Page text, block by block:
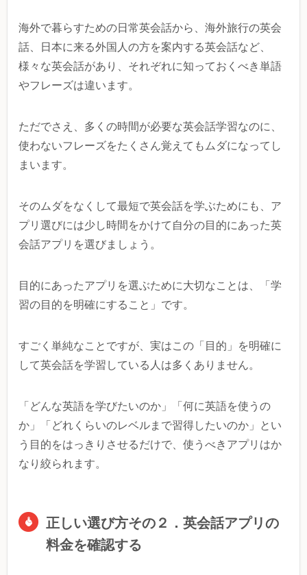
海外で暮らすための日常英会話から、海外旅行の英会
話、日本に来る外国人の方を案内する英会話など、
様々な英会話があり、それぞれに知っておくべき単語
やフレーズは違います。
ただでさえ、多くの時間が必要な英会話学習なのに、
使わないフレーズをたくさん覚えてもムダになってし
まいます。
そのムダをなくして最短で英会話を学ぶためにも、ア
プリ選びには少し時間をかけて自分の目的にあった英
会話アプリを選びましょう。
目的にあったアプリを選ぶために大切なことは、「学
習の目的を明確にすること」です。
すごく単純なことですが、実はこの「目的」を明確に
して英会話を学習している人は多くありません。
「どんな英語を学びたいのか」「何に英語を使うの
か」「どれくらいのレベルまで習得したいのか」とい
う目的をはっきりさせるだけで、使うべきアプリはか
なり絞られます。
正しい選び方その２．英会話アプリの
料金を確認する